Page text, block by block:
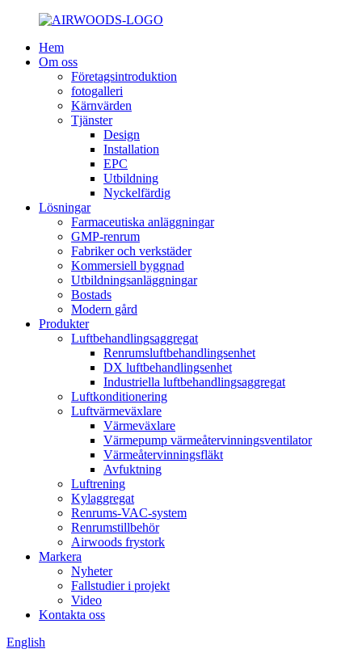
Hem
Om oss
Företagsintroduktion
fotogalleri
Kärnvärden
Tjänster
Design
Installation
EPC
Utbildning
Nyckelfärdig
Lösningar
Farmaceutiska anläggningar
GMP-renrum
Fabriker och verkstäder
Kommersiell byggnad
Utbildningsanläggningar
Bostads
Modern gård
Produkter
Luftbehandlingsaggregat
Renrumsluftbehandlingsenhet
DX luftbehandlingsenhet
Industriella luftbehandlingsaggregat
Luftkonditionering
Luftvärmeväxlare
Värmeväxlare
Värmepump värmeåtervinningsventilator
Värmeåtervinningsfläkt
Avfuktning
Luftrening
Kylaggregat
Renrums-VAC-system
Renrumstillbehör
Airwoods frystork
Markera
Nyheter
Fallstudier i projekt
Video
Kontakta oss
English